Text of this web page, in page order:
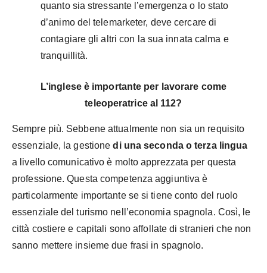
quanto sia stressante l’emergenza o lo stato
d’animo del telemarketer, deve cercare di
contagiare gli altri con la sua innata calma e
tranquillità.
L’inglese è importante per lavorare come
teleoperatrice al 112?
Sempre più. Sebbene attualmente non sia un requisito
essenziale, la gestionedi una seconda o terza lingua
a livello comunicativo è molto apprezzata per questa
professione. Questa competenza aggiuntiva è
particolarmente importante se si tiene conto del ruolo
essenziale del turismo nell’economia spagnola. Così, le
città costiere e capitali sono affollate di stranieri che non
sanno mettere insieme due frasi in spagnolo.